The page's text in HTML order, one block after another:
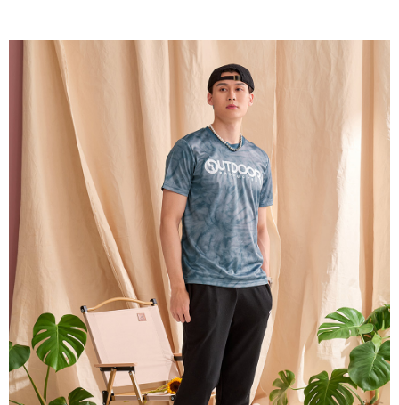
【「AFTEE先享後付」結帳流程】
１．於結帳方式選擇「AFTEE先享後付」後，將跳轉至「AFTEE先享後付」
結帳頁面，進行簡訊認證並確認金額後，即可完成結帳。
２．訂單成立數日內，您將收到繳費通知簡訊。
３．收到繳費通知簡訊後14天內，點擊此簡訊中的連結，可透過四大超商／
ATM／網路銀行／等多元方式進行付款，方視為交易完成。
※ 請注意：結帳手續完成當下不需立刻繳費，但若您需要取消訂單，請聯絡
購買商品的店家。未經商家同意取消之訂單仍視為有效，需透過AFTEE先享
後付繳納相關費用。
※ 交易是否成功請以「AFTEE先享後付 」之結帳頁面顯示為準，若有關於
是否繳費成功／繳費後需取消欲退款等相關疑問，請聯繫「AFTEE先享後付
客戶支援中心」https://netprotections.freshdesk.com/support/home
１．透過由恩沛科技股份有限公司提供之「AFTEE先享後付」服務完成之交
易，需依本服務之必要範圍內提供個人資料，並將交易相關給付款項請求債
權轉讓予恩沛科技股份有限公司。
２．關於個人資料處理事宜，請瀏覽以下網址：
https://aftee.tw/terms/#terms3
３．未成年的使用者請事先徵得法定代理人或監護人之同意方可使用
「AFTEE先享後付」，若未經同意申辦者引起之損失，本公司不負相關責
任。
４．使用「AFTEE先享後付」時，將依據個別帳號之用戶狀況，依本公司即
每筆NT$80，滿NT$1,000(含以上)免運費
付款後全家取貨
每筆NT$80，滿NT$1,000(含以上)免運費
萊爾富取貨付款
每筆NT$80，滿NT$1,000(含以上)免運費
付款後萊爾富取貨
每筆NT$80，滿NT$1,000(含以上)免運費
7-11取貨付款
每筆NT$80，滿NT$1,000(含以上)免運費
付款後7-11取貨
每筆NT$80，滿NT$1,000(含以上)免運費
宅配
每筆NT$80，滿NT$1,000(含以上)免運費